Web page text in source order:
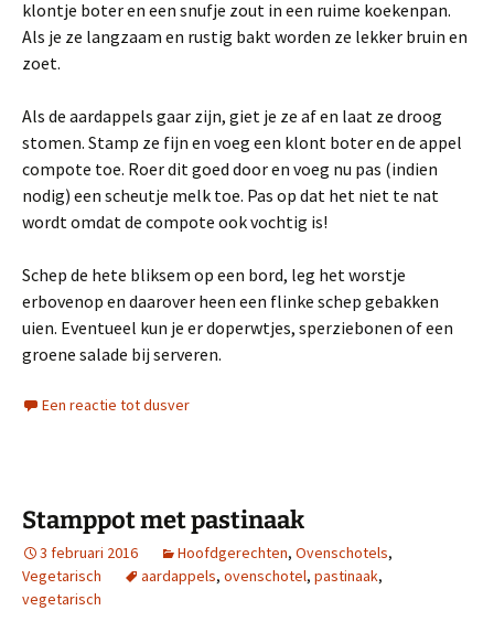
klontje boter en een snufje zout in een ruime koekenpan.
Als je ze langzaam en rustig bakt worden ze lekker bruin en
zoet.
Als de aardappels gaar zijn, giet je ze af en laat ze droog
stomen. Stamp ze fijn en voeg een klont boter en de appel
compote toe. Roer dit goed door en voeg nu pas (indien
nodig) een scheutje melk toe. Pas op dat het niet te nat
wordt omdat de compote ook vochtig is!
Schep de hete bliksem op een bord, leg het worstje
erbovenop en daarover heen een flinke schep gebakken
uien. Eventueel kun je er doperwtjes, sperziebonen of een
groene salade bij serveren.
Een reactie tot dusver
Stamppot met pastinaak
3 februari 2016 Hoofdgerechten, Ovenschotels,
Vegetarisch
aardappels, ovenschotel, pastinaak,
vegetarisch